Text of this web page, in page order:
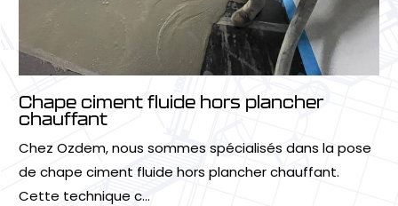
Chape ciment fluide hors plancher
chauffant
Chez Ozdem, nous sommes spécialisés dans la pose
de chape ciment fluide hors plancher chauffant.
Cette technique c...